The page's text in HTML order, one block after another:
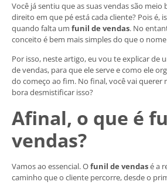
Você já sentiu que as suas vendas são meio
direito em que pé está cada cliente? Pois é,
quando falta um funil de vendas. No
conceito é bem mais simples do que o
Por isso, neste artigo, eu vou te explicar de
de vendas, para que ele serve e como ele
do começo ao fim. No final, você vai querer
bora desmistificar isso?
Afinal, o que é
vendas?
Vamos ao essencial. Ofunil de vendasé a
caminho que o cliente percorre, desde o